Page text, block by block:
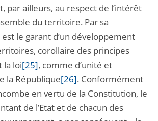
par ailleurs, au respect de l’intérêt
du territoire. Par sa
est le garant d’un développement
corollaire des principes
la loi[25], comme d’unité et
la République[26]. Conformément
en vertu de la Constitution, le
de l’Etat et de chacun des